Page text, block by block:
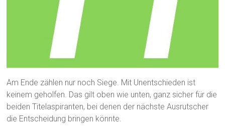
Am Ende zählen nur noch Siege. Mit Unentschieden ist
keinem geholfen. Das gilt oben wie unten, ganz sicher für die
beiden Titelaspiranten, bei denen der nächste Ausrutscher
die Entscheidung bringen könnte.